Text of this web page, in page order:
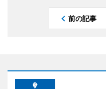
前の記事